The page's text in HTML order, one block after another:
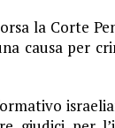
la Corte
causa per